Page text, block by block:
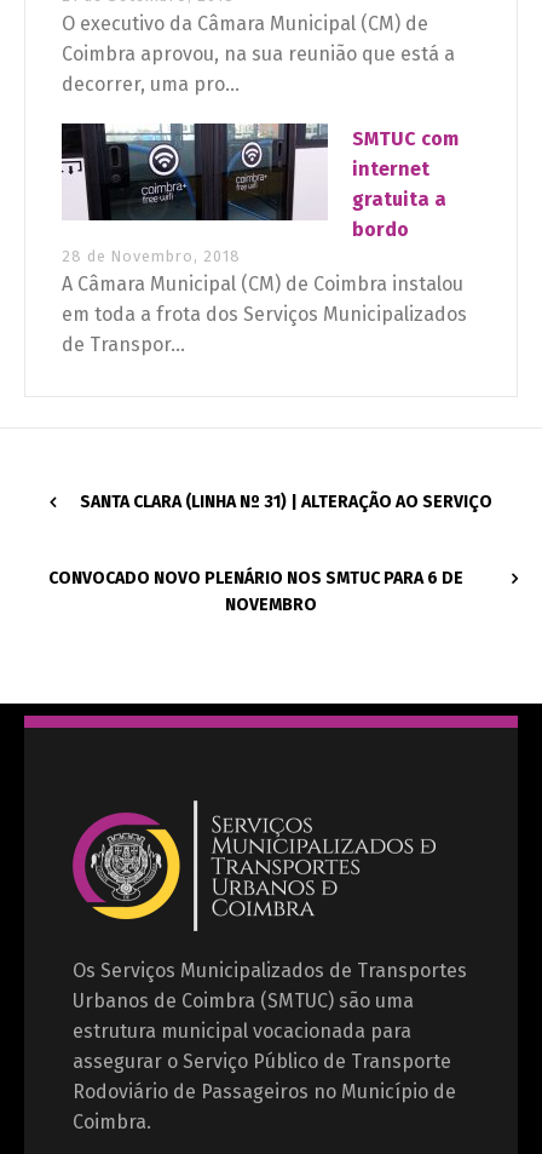
O executivo da Câmara Municipal (CM) de
Coimbra aprovou, na sua reunião que está a
decorrer, uma pro...
SMTUC com
internet
gratuita a
bordo
28 de Novembro, 2018
A Câmara Municipal (CM) de Coimbra instalou
em toda a frota dos Serviços Municipalizados
de Transpor...
SANTA CLARA (LINHA Nº 31) | ALTERAÇÃO AO SERVIÇO
CONVOCADO NOVO PLENÁRIO NOS SMTUC PARA 6 DE
NOVEMBRO
Os Serviços Municipalizados de Transportes
Urbanos de Coimbra (SMTUC) são uma
estrutura municipal vocacionada para
assegurar o Serviço Público de Transporte
Rodoviário de Passageiros no Município de
Coimbra.